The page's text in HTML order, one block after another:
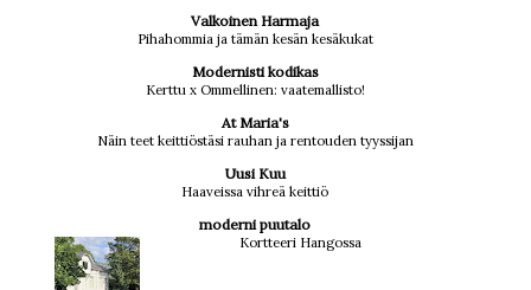
Valkoinen Harmaja
Pihahommia ja tämän kesän kesäkukat
Modernisti kodikas
Kerttu x Ommellinen: vaatemallisto!
At Maria's
Näin teet keittiöstäsi rauhan ja rentouden tyyssijan
Uusi Kuu
Haaveissa vihreä keittiö
moderni puutalo
Kortteeri Hangossa